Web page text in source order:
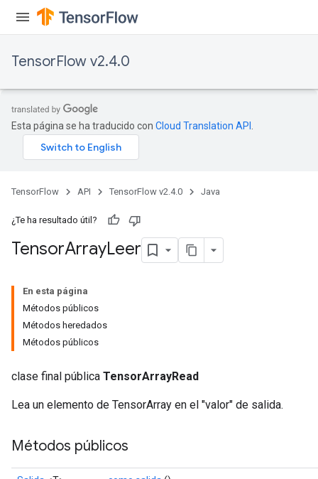
TensorFlow v2.4.0
Esta página se ha traducido con Cloud Translation API
TensorFlow API TensorFlow v2.4.0 Java
¿Te ha resultado útil?
TensorArrayLeer
En esta página
Métodos públicos
Métodos heredados
Métodos públicos
clase final pública TensorArrayRead
Lea un elemento de TensorArray en el "valor" de salida.
Métodos públicos